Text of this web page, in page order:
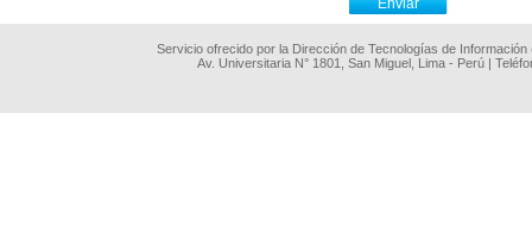
Servicio ofrecido por la Dirección de Tecnologías de
Av. Universitaria N° 1801, San Miguel, Lima - Perú |